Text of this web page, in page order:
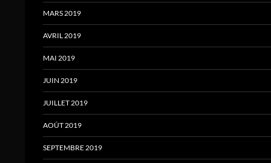
MARS 2019
AVRIL 2019
MAI 2019
JUIN 2019
JUILLET 2019
AOÛT 2019
SEPTEMBRE 2019